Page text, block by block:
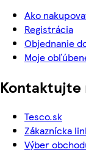
Ako
Registrácia
Objednanie
Moje
Kontaktujte
Tesco.sk
Zákaznícka
Výber